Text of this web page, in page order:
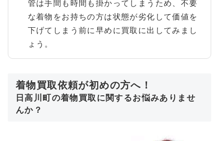
管は手間も時間も掛かってしまうため、不要
な着物をお持ちの方は状態が劣化して価値を
下げてしまう前に早めに買取に出してみまし
ょう。
着物買取依頼が初めの方へ！
日高川町の着物買取に関するお悩みありませ
んか？